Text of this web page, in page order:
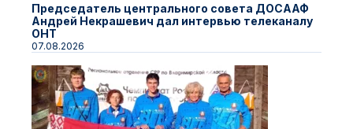
Председатель центрального совета ДОСААФ
Андрей Некрашевич дал интервью телеканалу
ОНТ
07.08.2026